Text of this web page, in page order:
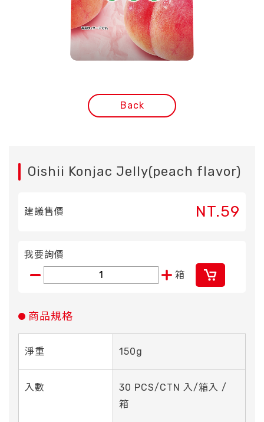
Back
Oishii Konjac Jelly(peach flavor)
建議售價 NT.59
我要詢價
箱
商品規格
淨重 150g
入數
30 PCS/CTN 入/箱入 /
箱